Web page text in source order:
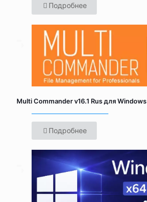
Подробнее
Multi Commander v16.1 Rus для Windows
Подробнее